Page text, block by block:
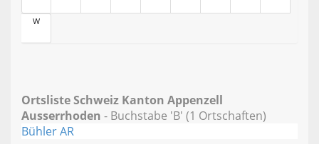
W
Ortsliste Schweiz Kanton Appenzell
Ausserrhoden - Buchstabe 'B' (1 Ortschaften)
Bühler AR